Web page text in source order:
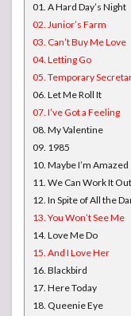
01. A Hard Day’s Night
02. Junior’s Farm
03. Can’t Buy Me Love
04. Letting Go
05. Temporary
06. Let Me Roll It
07. I’ve Got a Feeling
08. My Valentine
09. 1985
10. Maybe I’m Amazed
11. We Can Work It Out
12. In Spite of All the
13. You Won’t See Me
14. Love Me Do
15. And I Love Her
16. Blackbird
17. Here Today
18. Queenie Eye